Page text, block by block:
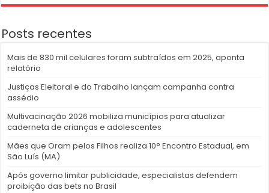
Posts recentes
Mais de 830 mil celulares foram subtraídos em 2025, aponta
relatório
Justiças Eleitoral e do Trabalho lançam campanha contra
assédio
Multivacinação 2026 mobiliza municípios para atualizar
caderneta de crianças e adolescentes
Mães que Oram pelos Filhos realiza 10° Encontro Estadual, em
São Luís (MA)
Após governo limitar publicidade, especialistas defendem
proibição das bets no Brasil